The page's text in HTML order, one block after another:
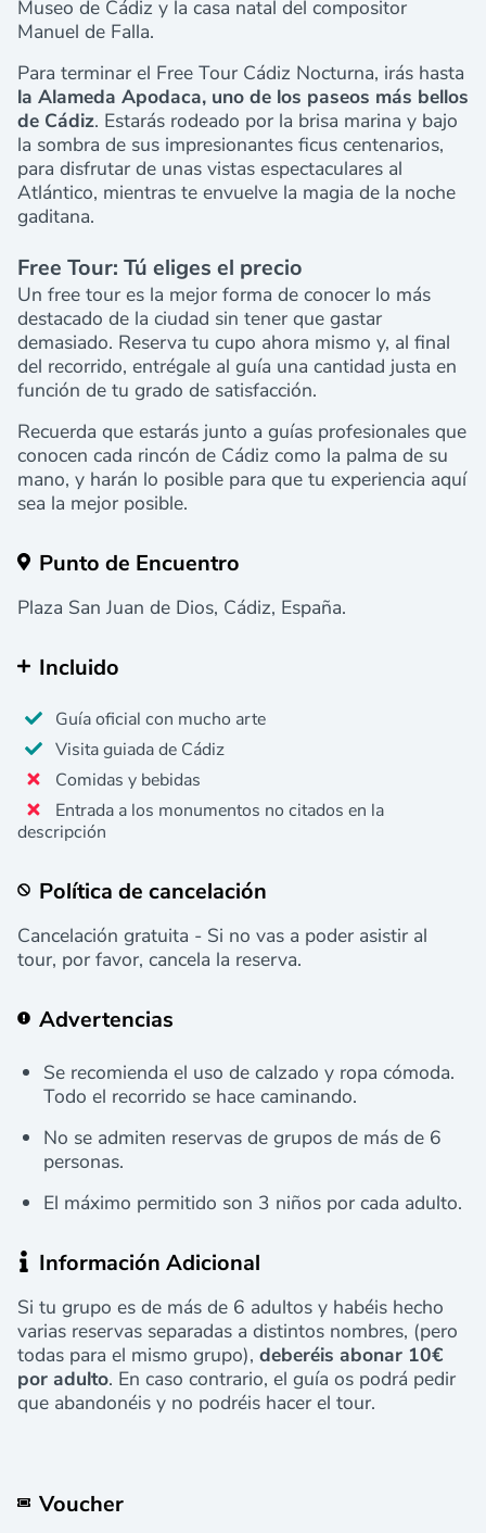
Museo de Cádiz y la casa natal del compositor
Manuel de Falla.
Para terminar el Free Tour Cádiz Nocturna, irás hasta
la Alameda Apodaca, uno de los paseos más bellos
de Cádiz. Estarás rodeado por la brisa marina y bajo
la sombra de sus impresionantes ficus centenarios,
para disfrutar de unas vistas espectaculares al
Atlántico, mientras te envuelve la magia de la noche
gaditana.
Free Tour: Tú eliges el precio
Un free tour es la mejor forma de conocer lo más
destacado de la ciudad sin tener que gastar
demasiado. Reserva tu cupo ahora mismo y, al final
del recorrido, entrégale al guía una cantidad justa en
función de tu grado de satisfacción.
Recuerda que estarás junto a guías profesionales que
conocen cada rincón de Cádiz como la palma de su
mano, y harán lo posible para que tu experiencia aquí
sea la mejor posible.
Punto de Encuentro
Plaza San Juan de Dios, Cádiz, España.
Incluido
Guía oficial con mucho arte
Visita guiada de Cádiz
Comidas y bebidas
Entrada a los monumentos no citados en la
descripción
Política de cancelación
Cancelación gratuita - Si no vas a poder asistir al
tour, por favor, cancela la reserva.
Advertencias
Se recomienda el uso de calzado y ropa cómoda.
Todo el recorrido se hace caminando.
No se admiten reservas de grupos de más de 6
personas.
El máximo permitido son 3 niños por cada adulto.
Información Adicional
Si tu grupo es de más de 6 adultos y habéis hecho
varias reservas separadas a distintos nombres, (pero
todas para el mismo grupo), deberéis abonar 10€
por adulto. En caso contrario, el guía os podrá pedir
que abandonéis y no podréis hacer el tour.
Voucher